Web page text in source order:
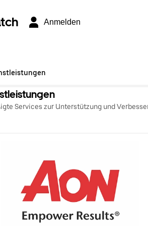
Anmelden
Services zur Unterstützung und